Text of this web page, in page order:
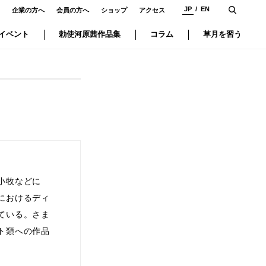
企業の方へ 会員の方へ ショップ アクセス JP EN
ベント 勅使河原茜作品集 コラム 草月を習う
牧などに
おけるディ
いる。さま
類への作品